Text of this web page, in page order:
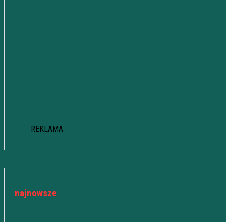
REKLAMA
najnowsze